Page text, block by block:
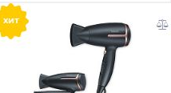
хит